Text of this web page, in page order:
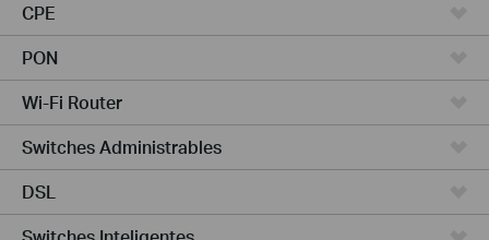
CPE
PON
Wi-Fi Router
Switches Administrables
DSL